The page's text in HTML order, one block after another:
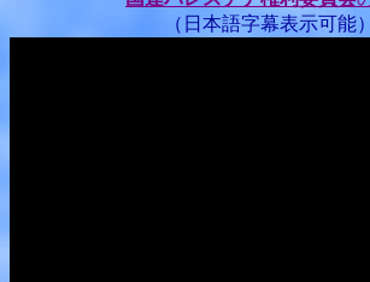
（日本語字幕表示可能）